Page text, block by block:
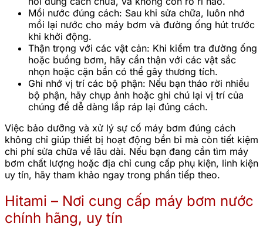
Mồi nước đúng cách: Sau khi sửa chữa, luôn nhớ
mồi lại nước cho máy bơm và đường ống hút trước
khi khởi động.
Thận trọng với các vật cản: Khi kiểm tra đường ống
hoặc buồng bơm, hãy cẩn thận với các vật sắc
nhọn hoặc cặn bẩn có thể gây thương tích.
Ghi nhớ vị trí các bộ phận: Nếu bạn tháo rời nhiều
bộ phận, hãy chụp ảnh hoặc ghi chú lại vị trí của
chúng để dễ dàng lắp ráp lại đúng cách.
Việc bảo dưỡng và xử lý sự cố máy bơm đúng cách
không chỉ giúp thiết bị hoạt động bền bỉ mà còn tiết kiệm
chi phí sửa chữa về lâu dài. Nếu bạn đang cần tìm máy
bơm chất lượng hoặc địa chỉ cung cấp phụ kiện, linh kiện
uy tín, hãy tham khảo ngay trong phần tiếp theo.
Hitami – Nơi cung cấp máy bơm nước
chính hãng, uy tín